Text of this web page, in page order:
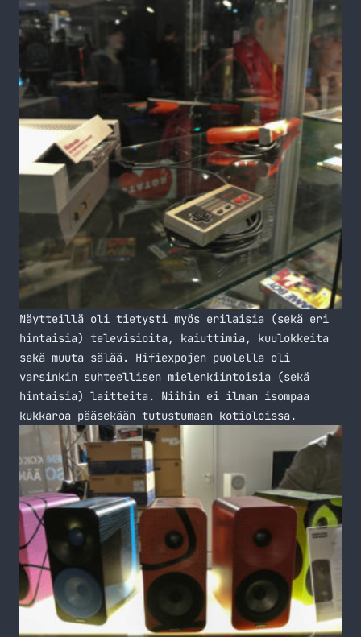
Näytteillä oli tietysti myös erilaisia (sekä eri
hintaisia) televisioita, kaiuttimia, kuulokkeita
sekä muuta sälää. Hifiexpojen puolella oli
varsinkin suhteellisen mielenkiintoisia (sekä
hintaisia) laitteita. Niihin ei ilman isompaa
kukkaroa pääsekään tutustumaan kotioloissa.